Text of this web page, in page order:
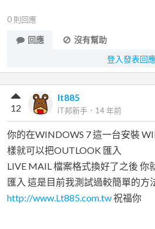
0 則回應
回應
沒有幫助
登入發表回
lt885
iT邦新手 ． 14 年前
12
你的在WINDOWS 7 這一台安裝
樣就可以把OUTLOOK 匯入
LIVE MAIL 檔案格式換好了之後 你
匯入 這是目前我測試過較簡單的方
http://www.Lt885.com.tw祝福你